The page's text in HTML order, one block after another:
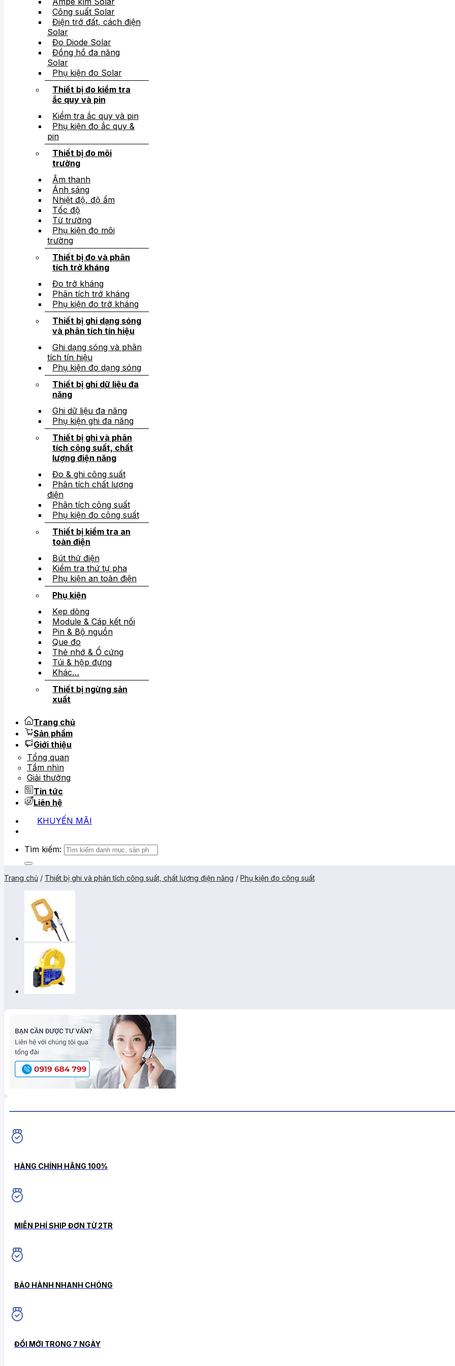
Công suất Solar
Điện trở đất, cách điện
Solar
Đo Diode Solar
Đồng hồ đa năng
Solar
Phụ kiện đo Solar
Thiết bị đo kiểm tra
ắc quy và pin
Kiểm tra ắc quy và pin
Phụ kiện đo ắc quy &
pin
Thiết bị đo môi
trường
Âm thanh
Ánh sáng
Nhiệt độ, độ ẩm
Tốc độ
Từ trường
Phụ kiện đo môi
trường
Thiết bị đo và phân
tích trở kháng
Đo trở kháng
Phân tích trở kháng
Phụ kiện đo trở kháng
Thiết bị ghi dạng sóng
và phân tích tín hiệu
Ghi dạng sóng và phân
tích tín hiệu
Phụ kiện đo dạng sóng
Thiết bị ghi dữ liệu đa
năng
Ghi dữ liệu đa năng
Phụ kiện ghi đa năng
Thiết bị ghi và phân
tích công suất, chất
lượng điện năng
Đo & ghi công suất
Phân tích chất lượng
điện
Phân tích công suất
Phụ kiện đo công suất
Thiết bị kiểm tra an
toàn điện
Bút thử điện
Kiểm tra thứ tự pha
Phụ kiện an toàn điện
Phụ kiện
Kẹp dòng
Module & Cáp kết nối
Pin & Bộ nguồn
Que đo
Thẻ nhớ & Ổ cứng
Túi & hộp đựng
Khác…
Thiết bị ngừng sản
xuất
Trang chủ
Sản phẩm
Giới thiệu
Tổng quan
Tầm nhìn
Giải thưởng
Tin tức
Liên hệ
KHUYẾN MÃI
Tìm kiếm:
Trang chủ / Thiết bị ghi và phân tích công suất, chất lượng điện năng / Phụ kiện đo công suất
HÀNG CHÍNH HÃNG 100%
MIỄN PHÍ SHIP ĐƠN TỪ 2TR
BẢO HÀNH NHANH CHÓNG
ĐỔI MỚI TRONG 7 NGÀY